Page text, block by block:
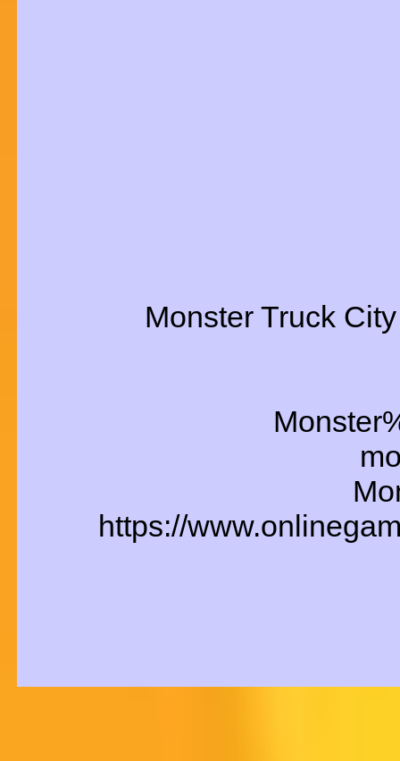
Monster Truck
https://